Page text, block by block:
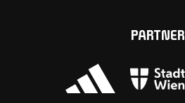
PARTNER